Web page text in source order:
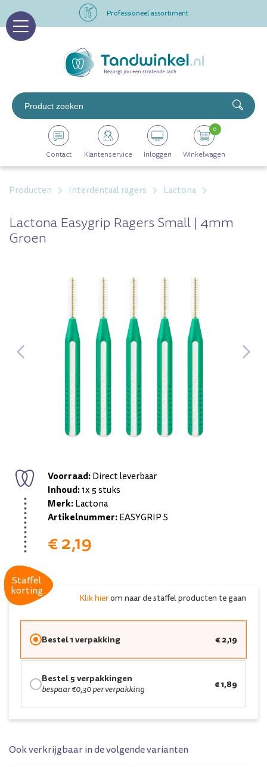
Professioneel assortiment
Op werkdagen voor 16.00 uur besteld, morgen in huis
Professioneel assortiment
Altijd op voorraad
Contact Klantenservice Inloggen Winkelwagen
0
Producten Interdentaal ragers Lactona
Lactona Easygrip Ragers Small | 4mm
Groen
Voorraad:Direct leverbaar
Inhoud:1x 5 stuks
Merk:Lactona
Artikelnummer:EASYGRIP S
€ 2,19
Staffel
korting
Klik hierom naar de staffel producten te gaan
Staffel
korting
Bestel 1 verpakking € 2,19
Bestel 5 verpakkingen
bespaar €0,30 per verpakking € 1,89
Ook verkrijgbaar in de volgende varianten